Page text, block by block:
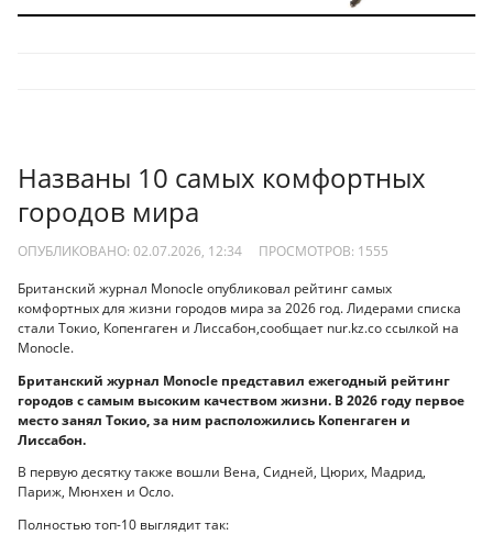
Названы 10 самых комфортных
городов мира
ОПУБЛИКОВАНО: 02.07.2026, 12:34 ПРОСМОТРОВ: 1555
Британский журнал Monocle опубликовал рейтинг самых
комфортных для жизни городов мира за 2026 год. Лидерами списка
стали Токио, Копенгаген и Лиссабон,сообщает nur.kz.со ссылкой на
Monocle.
Британский журнал Monocle представил ежегодный рейтинг
городов с самым высоким качеством жизни. В 2026 году первое
место занял Токио, за ним расположились Копенгаген и
Лиссабон.
В первую десятку также вошли Вена, Сидней, Цюрих, Мадрид,
Париж, Мюнхен и Осло.
Полностью топ-10 выглядит так: